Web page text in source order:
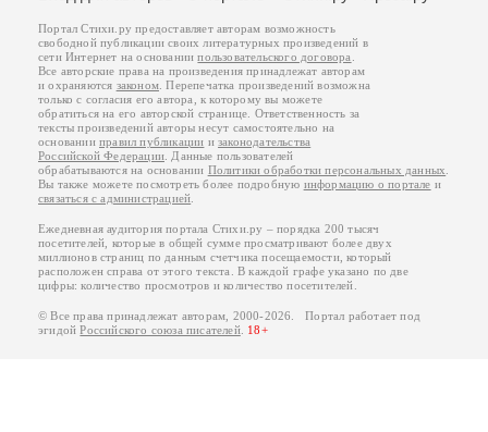
Портал Стихи.ру предоставляет авторам возможность
свободной публикации своих литературных произведений в
сети Интернет на основаниипользовательского договора
Все авторские права на произведения принадлежат авторам
и охраняются законом . Перепечатка произведений возможна
только с согласия его автора, к которому вы можете
обратиться на его авторской странице. Ответственность за
тексты произведений авторы несут самостоятельно на
основанииправил публикации изаконодательства
Российской Федерации . Данные пользователей
обрабатываются на основании Политики обработки персональных данных
Вы также можете посмотреть более подробную информацию о портале и
связаться с администрацией
Ежедневная аудитория портала Стихи.ру – порядка 200 тысяч
посетителей, которые в общей сумме просматривают более двух
миллионов страниц по данным счетчика посещаемости, который
расположен справа от этого текста. В каждой графе указано по две
цифры: количество просмотров и количество посетителей.
© Все права принадлежат авторам, 2000-2026. Портал работает под
эгидойРоссийского союза писателей. 18+